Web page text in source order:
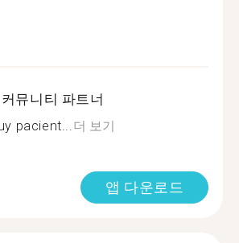
뮤니티 파트너
pacient...더 보기
앱 다운로드